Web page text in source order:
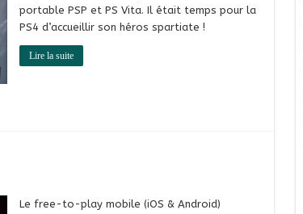
portable PSP et PS Vita. Il était temps pour la
PS4 d’accueillir son héros spartiate !
Lire la suite
Le free-to-play mobile (iOS & Android)